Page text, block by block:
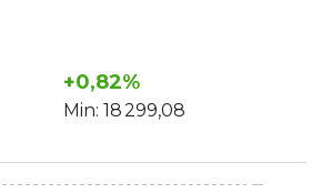
+0,82%
Min: 18 299,08